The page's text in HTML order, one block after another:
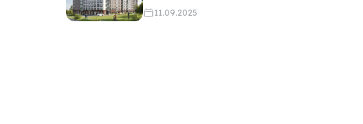
11.09.2025